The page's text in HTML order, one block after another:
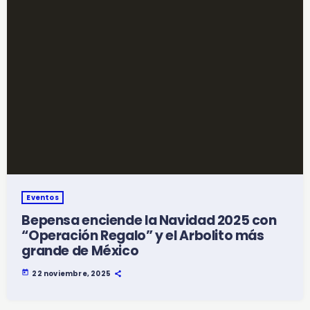
Eventos
Bepensa enciende la Navidad 2025 con
“Operación Regalo” y el Arbolito más
grande de México
today 22 noviembre, 2025